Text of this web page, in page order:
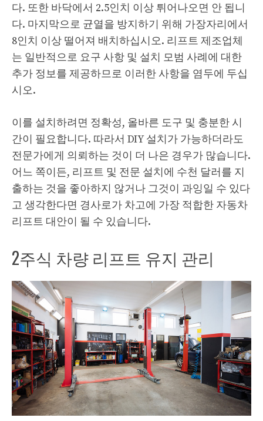
다. 또한 바닥에서 2.5인치 이상 튀어나오면 안 됩니
다. 마지막으로 균열을 방지하기 위해 가장자리에서
8인치 이상 떨어져 배치하십시오. 리프트 제조업체
는 일반적으로 요구 사항 및 설치 모범 사례에 대한
추가 정보를 제공하므로 이러한 사항을 염두에 두십
시오.
이를 설치하려면 정확성, 올바른 도구 및 충분한 시
간이 필요합니다. 따라서 DIY 설치가 가능하더라도
전문가에게 의뢰하는 것이 더 나은 경우가 많습니다.
어느 쪽이든, 리프트 및 전문 설치에 수천 달러를 지
출하는 것을 좋아하지 않거나 그것이 과잉일 수 있다
고 생각한다면 경사로가 차고에 가장 적합한 자동차
리프트 대안이 될 수 있습니다.
2주식 차량 리프트 유지 관리